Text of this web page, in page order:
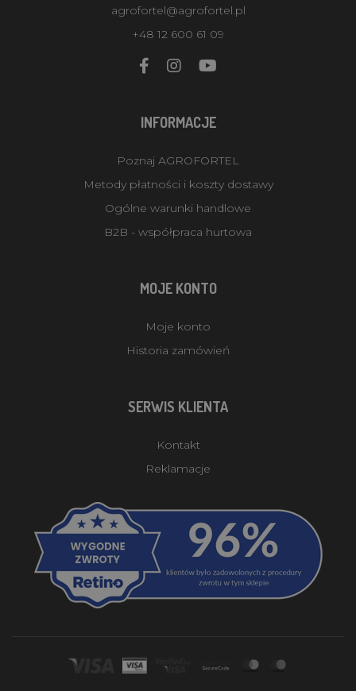
agrofortel@agrofortel.pl
+48 12 600 61 09
INFORMACJE
Poznaj AGROFORTEL
Metody płatności i koszty dostawy
Ogólne warunki handlowe
B2B - współpraca hurtowa
MOJE KONTO
Moje konto
Historia zamówień
SERWIS KLIENTA
Kontakt
Reklamacje